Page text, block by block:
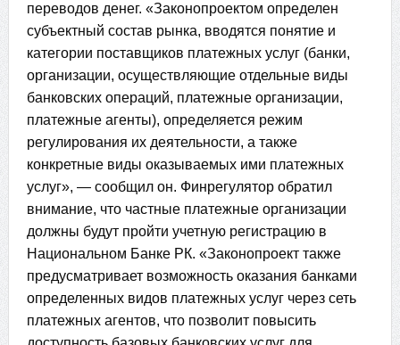
переводов денег. «Законопроектом определен
субъектный состав рынка, вводятся понятие и
категории поставщиков платежных услуг (банки,
организации, осуществляющие отдельные виды
банковских операций, платежные организации,
платежные агенты), определяется режим
регулирования их деятельности, а также
конкретные виды оказываемых ими платежных
услуг», — сообщил он. Финрегулятор обратил
внимание, что частные платежные организации
должны будут пройти учетную регистрацию в
Национальном Банке РК. «Законопроект также
предусматривает возможность оказания банками
определенных видов платежных услуг через сеть
платежных агентов, что позволит повысить